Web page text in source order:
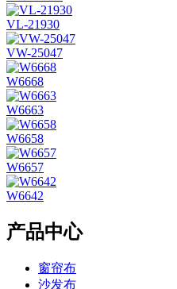
VL-21930
VW-25047
W6668
W6663
W6658
W6657
W6642
产品中心
窗帘布
沙发布